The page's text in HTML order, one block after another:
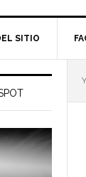
SITIO